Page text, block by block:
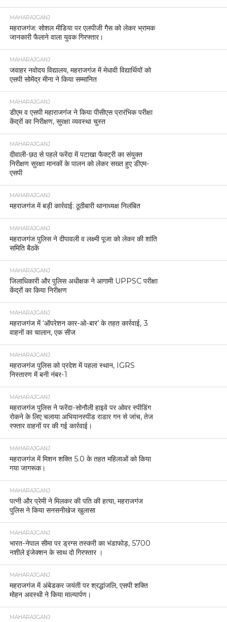
MAHARAJGANJ
महराजगंज: सोशल मीडिया पर एलपीजी गैस को लेकर भ्रामक
जानकारी फैलाने वाला युवक गिरफ्तार।
MAHARAJGANJ
जवाहर नवोदय विद्यालय, महराजगंज में मेधावी विद्यार्थियों को
एसपी सोमेंद्र मीना ने किया सम्मानित
MAHARAJGANJ
डीएम व एसपी महाराजगंज ने किया पीसीएस प्रारंभिक परीक्षा
केंद्रों का निरीक्षण, सुरक्षा व्यवस्था चुस्त
MAHARAJGANJ
दीवाली-छठ से पहले फरेंदा में पटाखा फैक्ट्री का संयुक्त
निरीक्षण सुरक्षा मानकों के पालन को लेकर सख्त हुए डीएम-
एसपी
MAHARAJGANJ
महराजगंज में बड़ी कार्रवाई: ठूठीबारी थानाध्यक्ष निलंबित
MAHARAJGANJ
महराजगंज पुलिस ने दीपावली व लक्ष्मी पूजा को लेकर की शांति
समिति बैठकें
MAHARAJGANJ
जिलाधिकारी और पुलिस अधीक्षक ने आगामी UPPSC परीक्षा
केंद्रों का किया निरीक्षण
MAHARAJGANJ
महराजगंज में ‘ऑपरेशन कार-ओ-बार’ के तहत कार्रवाई, 3
वाहनों का चालान, एक सीज
MAHARAJGANJ
महराजगंज पुलिस को प्रदेश में पहला स्थान, IGRS
निस्तारण में बनी नंबर-1
MAHARAJGANJ
महराजगंज पुलिस ने फरेंदा-सोनौली हाइवे पर ओवर स्पीडिंग
रोकने के लिए चलाया अभियानस्पीड राडार गन से जांच, तेज
रफ्तार वाहनों पर की गई कार्रवाई।
MAHARAJGANJ
महराजगंज में मिशन शक्ति 5.0 के तहत महिलाओं को किया
गया जागरूक।
MAHARAJGANJ
पत्नी और प्रेमी ने मिलकर की पति की हत्या, महराजगंज
पुलिस ने किया सनसनीखेज खुलासा
MAHARAJGANJ
भारत-नेपाल सीमा पर ड्रग्स तस्करी का भंडाफोड़, 5700
नशीले इंजेक्शन के साथ दो गिरफ्तार ।
MAHARAJGANJ
महराजगंज में अंबेडकर जयंती पर श्रद्धांजलि, एसपी शक्ति
मोहन अवस्थी ने किया माल्यार्पण।
MAHARAJGANJ